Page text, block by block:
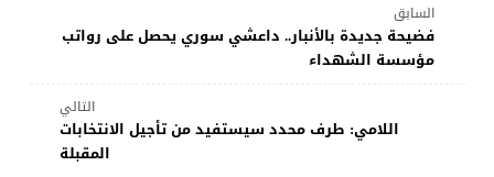
السابق
فضيحة جديدة بالأنبار.. داعشي سوري يحصل على رواتب
مؤسسة الشهداء
التالي
اللامي: طرف محدد سيستفيد من تأجيل الانتخابات
المقبلة